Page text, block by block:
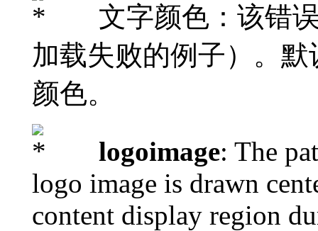
文字颜色：该错误
加载失败的例子）。
颜色。
logoimage: The
logo image is drawn
content display region